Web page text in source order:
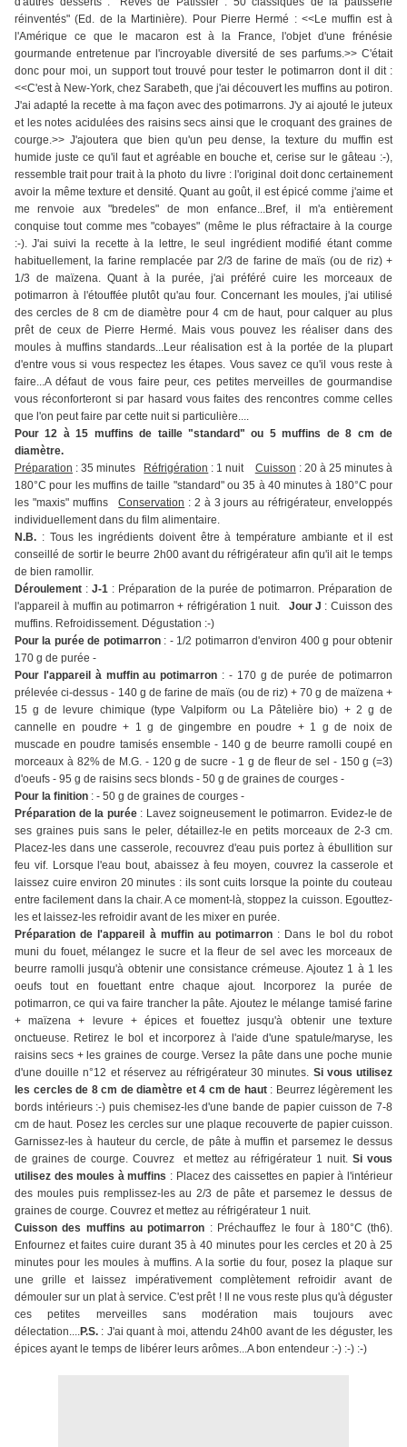
réinventés" (Ed. de la Martinière). Pour Pierre Hermé : <<Le muffin est à
l'Amérique ce que le macaron est à la France, l'objet d'une frénésie
gourmande entretenue par l'incroyable diversité de ses parfums.>> C'était
donc pour moi, un support tout trouvé pour tester le potimarron dont il dit :
<<C'est à New-York, chez Sarabeth, que j'ai découvert les muffins au potiron.
J'ai adapté la recette à ma façon avec des potimarrons. J'y ai ajouté le juteux
et les notes acidulées des raisins secs ainsi que le croquant des graines de
courge.>> J'ajoutera que bien qu'un peu dense, la texture du muffin est
humide juste ce qu'il faut et agréable en bouche et, cerise sur le gâteau :-),
ressemble trait pour trait à la photo du livre : l'original doit donc certainement
avoir la même texture et densité. Quant au goût, il est épicé comme j'aime et
me renvoie aux "bredeles" de mon enfance...Bref, il m'a entièrement
conquise tout comme mes "cobayes" (même le plus réfractaire à la courge
:-). J'ai suivi la recette à la lettre, le seul ingrédient modifié étant comme
habituellement, la farine remplacée par 2/3 de farine de maïs (ou de riz) +
1/3 de maïzena. Quant à la purée, j'ai préféré cuire les morceaux de
potimarron à l'étouffée plutôt qu'au four. Concernant les moules, j'ai utilisé
des cercles de 8 cm de diamètre pour 4 cm de haut, pour calquer au plus
prêt de ceux de Pierre Hermé. Mais vous pouvez les réaliser dans des
moules à muffins standards...Leur réalisation est à la portée de la plupart
d'entre vous si vous respectez les étapes. Vous savez ce qu'il vous reste à
faire...A défaut de vous faire peur, ces petites merveilles de gourmandise
vous réconforteront si par hasard vous faites des rencontres comme celles
que l'on peut faire par cette nuit si particulière....
Pour 12 à 15 muffins de taille "standard" ou 5 muffins de 8 cm de
diamètre.
Préparation : 35 minutes Réfrigération : 1 nuit Cuisson : 20 à 25 minutes à
180°C pour les muffins de taille "standard" ou 35 à 40 minutes à 180°C pour
les "maxis" muffinsConservation : 2 à 3 jours au réfrigérateur, enveloppés
individuellement dans du film alimentaire.
N.B. : Tous les ingrédients doivent être à température ambiante et il est
conseillé de sortir le beurre 2h00 avant du réfrigérateur afin qu'il ait le temps
de bien ramollir.
Déroulement : J-1 : Préparation de la purée de potimarron. Préparation de
l'appareil à muffin au potimarron + réfrigération 1 nuit. Jour J : Cuisson des
muffins. Refroidissement. Dégustation :-)
Pour la purée de potimarron: - 1/2 potimarron d'environ 400 g pour obtenir
170 g de purée -
Pour l'appareil à muffin au potimarron : - 170 g de purée de potimarron
prélevée ci-dessus - 140 g de farine de maïs (ou de riz) + 70 g de maïzena +
15 g de levure chimique (type Valpiform ou La Pâtelière bio) + 2 g de
cannelle en poudre + 1 g de gingembre en poudre + 1 g de noix de
muscade en poudre tamisés ensemble - 140 g de beurre ramolli coupé en
morceaux à 82% de M.G. - 120 g de sucre - 1 g de fleur de sel - 150 g (=3)
d'oeufs - 95 g de raisins secs blonds - 50 g de graines de courges -
Pour la finition : - 50 g de graines de courges -
Préparation de la purée: Lavez soigneusement le potimarron. Evidez-le de
ses graines puis sans le peler, détaillez-le en petits morceaux de 2-3 cm.
Placez-les dans une casserole, recouvrez d'eau puis portez à ébullition sur
feu vif. Lorsque l'eau bout, abaissez à feu moyen, couvrez la casserole et
laissez cuire environ 20 minutes : ils sont cuits lorsque la pointe du couteau
entre facilement dans la chair. A ce moment-là, stoppez la cuisson. Egouttez-
les et laissez-les refroidir avant de les mixer en purée.
Préparation de l'appareil à muffin au potimarron : Dans le bol du robot
muni du fouet, mélangez le sucre et la fleur de sel avec les morceaux de
beurre ramolli jusqu'à obtenir une consistance crémeuse. Ajoutez 1 à 1 les
oeufs tout en fouettant entre chaque ajout. Incorporez la purée de
potimarron, ce qui va faire trancher la pâte. Ajoutez le mélange tamisé farine
+ maïzena + levure + épices et fouettez jusqu'à obtenir une texture
onctueuse. Retirez le bol et incorporez à l'aide d'une spatule/maryse, les
raisins secs + les graines de courge. Versez la pâte dans une poche munie
d'une douille n°12 et réservez au réfrigérateur 30 minutes. Si vous utilisez
les cercles de 8 cm de diamètre et 4 cm de haut: Beurrez légèrement les
bords intérieurs :-) puis chemisez-les d'une bande de papier cuisson de 7-8
cm de haut. Posez les cercles sur une plaque recouverte de papier cuisson.
Garnissez-les à hauteur du cercle, de pâte à muffin et parsemez le dessus
de graines de courge. Couvrez et mettez au réfrigérateur 1 nuit.Si vous
utilisez des moules à muffins : Placez des caissettes en papier à l'intérieur
des moules puis remplissez-les au 2/3 de pâte et parsemez le dessus de
graines de courge. Couvrez et mettez au réfrigérateur 1 nuit.
Cuisson des muffins au potimarron : Préchauffez le four à 180°C (th6).
Enfournez et faites cuire durant 35 à 40 minutes pour les cercles et 20 à 25
minutes pour les moules à muffins. A la sortie du four, posez la plaque sur
une grille et laissez impérativement complètement refroidir avant de
démouler sur un plat à service. C'est prêt ! Il ne vous reste plus qu'à déguster
ces petites merveilles sans modération mais toujours avec
délectation....P.S. : J'ai quant à moi, attendu 24h00 avant de les déguster, les
épices ayant le temps de libérer leurs arômes...A bon entendeur :-) :-) :-)